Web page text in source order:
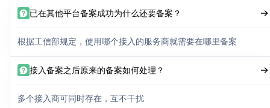
已在其他平台备案成功为什么还要备案？
根据工信部规定，使用哪个接入的服务商就需要在哪里备案
接入备案之后原来的备案如何处理？
多个接入商可同时存在，互不干扰